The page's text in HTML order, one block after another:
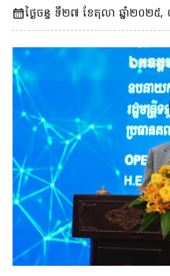
ថ្ងៃចន្ទ ទី២៧ ខែតុលា ឆ្នាំ២០២៥